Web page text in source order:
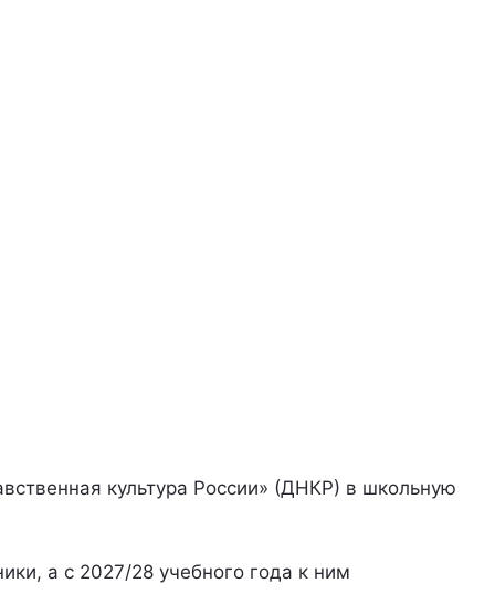
культура России» (ДНКР) в школьную
а с 2027/28 учебного года к ним